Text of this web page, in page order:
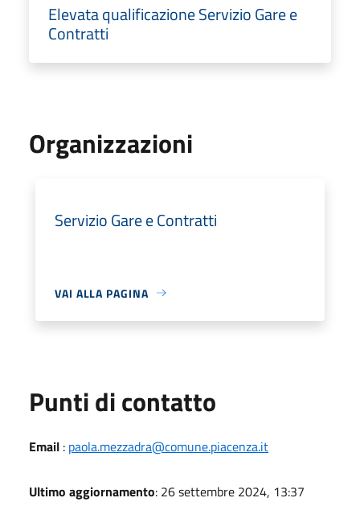
Elevata qualificazione Servizio Gare e
Contratti
Organizzazioni
Servizio Gare e Contratti
VAI ALLA PAGINA
Punti di contatto
Email : paola.mezzadra@comune.piacenza.it
Ultimo aggiornamento: 26 settembre 2024, 13:37